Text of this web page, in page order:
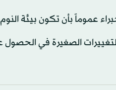
تكون بيئة النوم تتراوح بين 60 و67
الصغيرة في